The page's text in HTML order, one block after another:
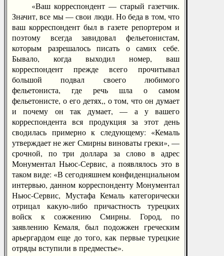
«Ваш корреспондент — старый газетчик.
Значит, все мы — свои люди. Но беда в том, что
ваш корреспондент был в газете репортером и
поэтому всегда завидовал фельетонистам,
которым разрешалось писать о самих себе.
Бывало, когда выходил номер, ваш
корреспондент прежде всего прочитывал
большой подвал своего любимого
фельетониста, где речь шла о самом
фельетонисте, о его детях,, о том, что он думает
и почему он так думает, — а у вашего
корреспондента вся продукция за этот день
сводилась примерно к следующему: «Кемаль
утверждает не жег Смирны виноваты греки», —
срочной, по три доллара за слово в адрес
Монументал Ньюс-Сервис, а появлялось это в
таком виде: «В сегодняшнем конфиденциальном
интервью, данном корреспонденту Монументал
Ньюс-Сервис, Мустафа Кемаль категорически
отрицал какую-либо причастность турецких
войск к сожжению Смирны. Город, по
заявлению Кемаля, был подожжен греческим
арьергардом еще до того, как первые турецкие
отряды вступили в предместье».